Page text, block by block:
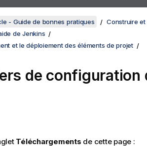
- Guide de bonnes pratiques
Construire
de Jenkins
et le déploiement des éléments de projet
de configuration
Téléchargements de cette page :